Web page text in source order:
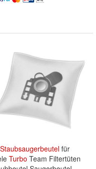
Staubsaugerbeutel für
Turbo Team Filtertüten